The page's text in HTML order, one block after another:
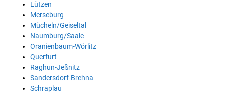
Lützen
Merseburg
Mücheln/Geiseltal
Naumburg/Saale
Oranienbaum-Wörlitz
Querfurt
Raghun-Jeßnitz
Sandersdorf-Brehna
Schraplau